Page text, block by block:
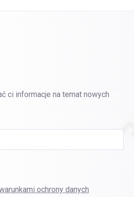
ci informacje na temat nowych
ochrony danych